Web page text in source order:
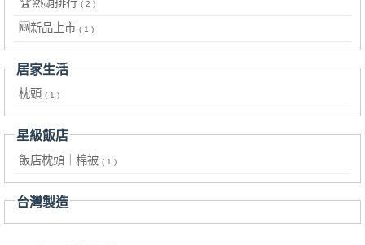
( 2 )
🆕新品上市 ( 1 )
居家生活
枕頭 ( 1 )
星級飯店
飯店枕頭｜棉被 ( 1 )
台灣製造